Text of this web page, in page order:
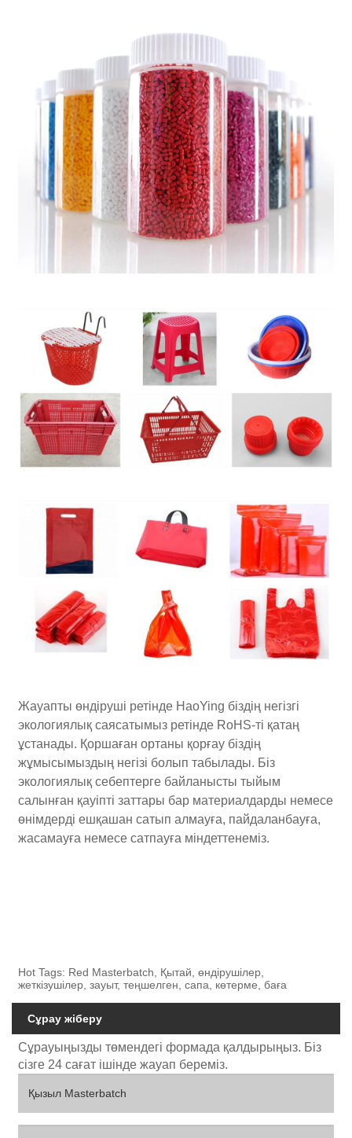
Жауапты өндіруші ретінде HaoYing біздің негізгі
экологиялық саясатымыз ретінде RoHS-ті қатаң
ұстанады. Қоршаған ортаны қорғау біздің
жұмысымыздың негізі болып табылады. Біз
экологиялық себептерге байланысты тыйым
салынған қауіпті заттары бар материалдарды немесе
өнімдерді ешқашан сатып алмауға, пайдаланбауға,
жасамауға немесе сатпауға міндеттенеміз.
Hot Tags: Red Masterbatch, Қытай, өндірушілер,
жеткізушілер, зауыт, теңшелген, сапа, көтерме, баға
Сұрау жіберу
Сұрауыңызды төмендегі формада қалдырыңыз. Біз
сізге 24 сағат ішінде жауап береміз.